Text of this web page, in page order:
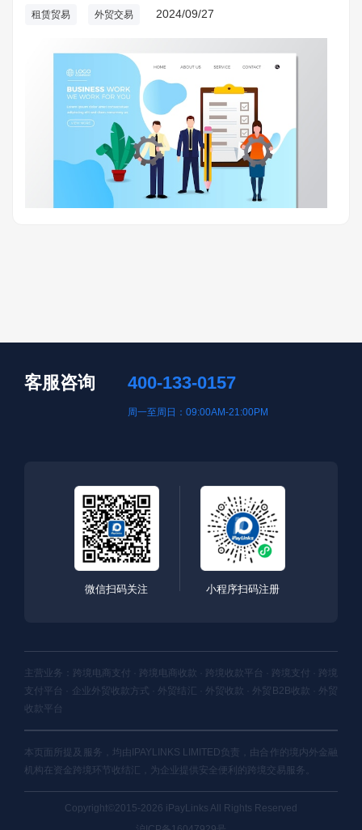
有权不够、合同限制等限定。企业在挑选租赁贸易时，务必根
据自身运营规定、资金状况和市场状况作出谨慎的决策。
租赁贸易 外贸交易 2024/09/27
客服咨询 400-133-0157
周一至周日：09:00AM-21:00PM
微信扫码关注 小程序扫码注册
主营业务：跨境电商支付 · 跨境电商收款 · 跨境收款平台 · 跨境支付 · 跨境
支付平台 · 企业外贸收款方式 · 外贸结汇 · 外贸收款 · 外贸B2B收款 · 外贸
收款平台
本页面所提及服务，均由IPAYLINKS LIMITED负责，由合作的境内外金融
机构在资金跨境环节收结汇，为企业提供安全便利的跨境交易服务。
Copyright©2015-2026 iPayLinks All Rights Reserved